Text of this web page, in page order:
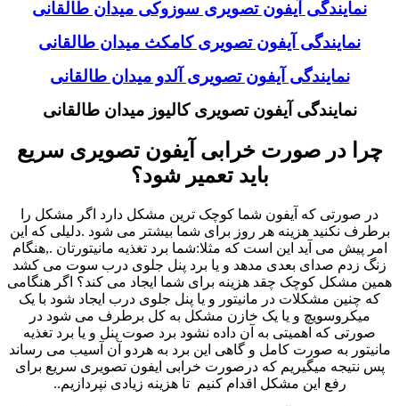
نمایندگی آیفون تصویری سوزوکی میدان طالقانی
نمایندگی آیفون تصویری کامکث میدان طالقانی
نمایندگی آیفون تصویری آلدو میدان طالقانی
نمایندگی آیفون تصویری کالیوز میدان طالقانی
چرا در صورت خرابی آیفون تصویری سریع
باید تعمیر شود؟
در صورتی که آیفون شما کوچک ترین مشکل دارد اگر مشکل را
برطرف نکنید هزینه هر روز برای شما بیشتر می شود .دلیلی که این
امر پیش می آید این است که مثلا:شما برد تغذیه مانیتورتان .,هنگام
زنگ زدم صدای بعدی مدهد و یا برد پنل جلوی درب سوت می کشد
همین مشکل کوچک چقد هزینه برای شما ایجاد می کند؟ اگر هنگامی
که چنین مشکلات در مانیتور و یا پنل جلوی درب ایجاد شود با یک
میکروسویچ و یا یک خازن مشکل به کل برطرف می شود در
صورتی که اهمیتی به آن داده نشود برد صوت پنل و یا برد تغذیه
مانیتور به صورت کامل و گاهی این برد به هردو آن آسیب می رساند
پس نتیجه میگیریم که درصورت خرابی ایفون تصویری سریع برای
رفع این مشکل اقدام کنیم تا هزینه زیادی نپردازیم..